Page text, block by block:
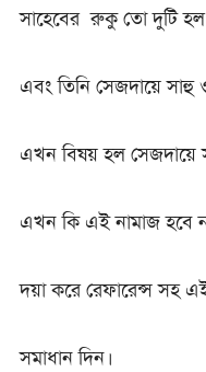
সাহেবের রুকু তো দুটি
এবং তিনি সেজদায়ে সাহু
এখন বিষয় হল সেজদায়ে
এখন কি এই নামাজ হবে
দয়া করে রেফারেন্স সহ
সমাধান দিন।